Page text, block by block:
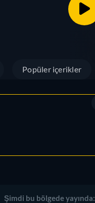
Popüler içerikler
Şimdi bu bölgede yayında: